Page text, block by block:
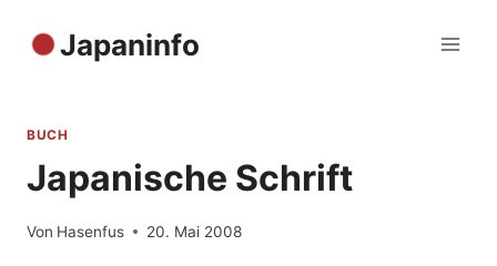
Inhalt
Japaninfo
BUCH
Japanische Schrift
Von Hasenfus 20. Mai 2008